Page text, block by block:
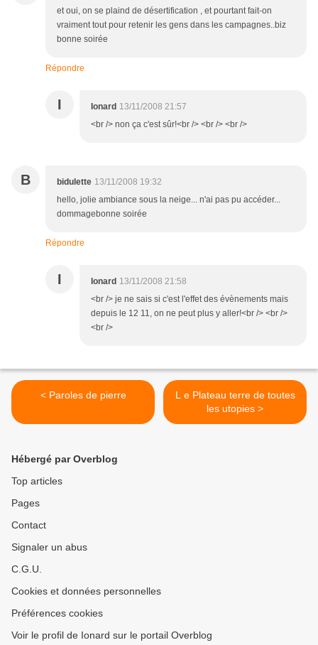
et oui, on se plaind de désertification , et pourtant fait-on
vraiment tout pour retenir les gens dans les campagnes..biz
bonne soirée
Répondre
I Ionard 13/11/2008 21:57
<br /> non ça c'est sûr!<br /> <br /> <br />
B bidulette 13/11/2008 19:32
hello, jolie ambiance sous la neige... n'ai pas pu accéder...
dommagebonne soirée
Répondre
I Ionard 13/11/2008 21:58
<br /> je ne sais si c'est l'effet des évènements mais
depuis le 12 11, on ne peut plus y aller!<br /> <br />
<br />
< Paroles de pierre
L e Plateau terre de toutes
les utopies >
Hébergé par Overblog
Top articles
Pages
Contact
Signaler un abus
C.G.U.
Cookies et données personnelles
Préférences cookies
Voir le profil de Ionard sur le portail Overblog